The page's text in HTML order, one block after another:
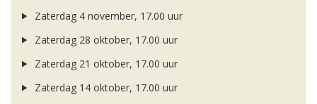
Zaterdag 4 november, 17.00 uur
Zaterdag 28 oktober, 17.00 uur
Zaterdag 21 oktober, 17.00 uur
Zaterdag 14 oktober, 17.00 uur